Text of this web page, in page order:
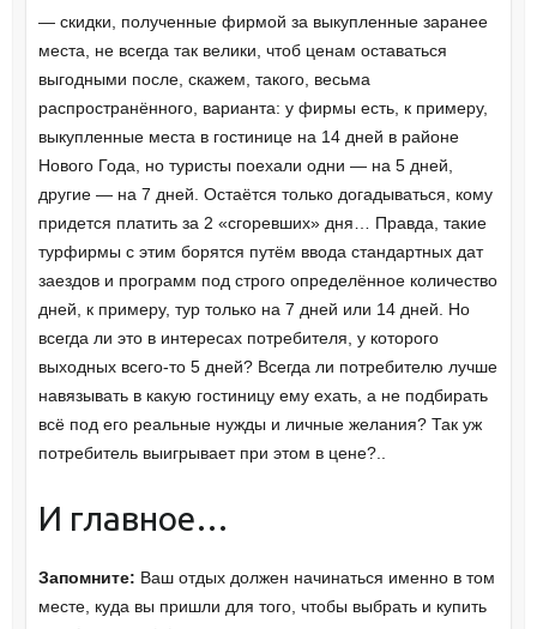
— скидки, полученные фирмой за выкупленные заранее
места, не всегда так велики, чтоб ценам оставаться
выгодными после, скажем, такого, весьма
распространённого, варианта: у фирмы есть, к примеру,
выкупленные места в гостинице на 14 дней в районе
Нового Года, но туристы поехали одни — на 5 дней,
другие — на 7 дней. Остаётся только догадываться, кому
придется платить за 2 «сгоревших» дня… Правда, такие
турфирмы с этим борятся путём ввода стандартных дат
заездов и программ под строго определённое количество
дней, к примеру, тур только на 7 дней или 14 дней. Но
всегда ли это в интересах потребителя, у которого
выходных всего-то 5 дней? Всегда ли потребителю лучше
навязывать в какую гостиницу ему ехать, а не подбирать
всё под его реальные нужды и личные желания? Так уж
потребитель выигрывает при этом в цене?..
И главное…
Запомните: Ваш отдых должен начинаться именно в том
месте, куда вы пришли для того, чтобы выбрать и купить